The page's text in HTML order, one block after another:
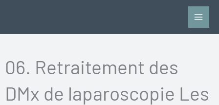
06. Retraitement des
DMx de laparoscopie Les